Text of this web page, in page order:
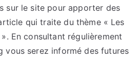
sur le site pour apporter des
qui traite du thème « Les
En consultant régulièrement
vous serez informé des futures